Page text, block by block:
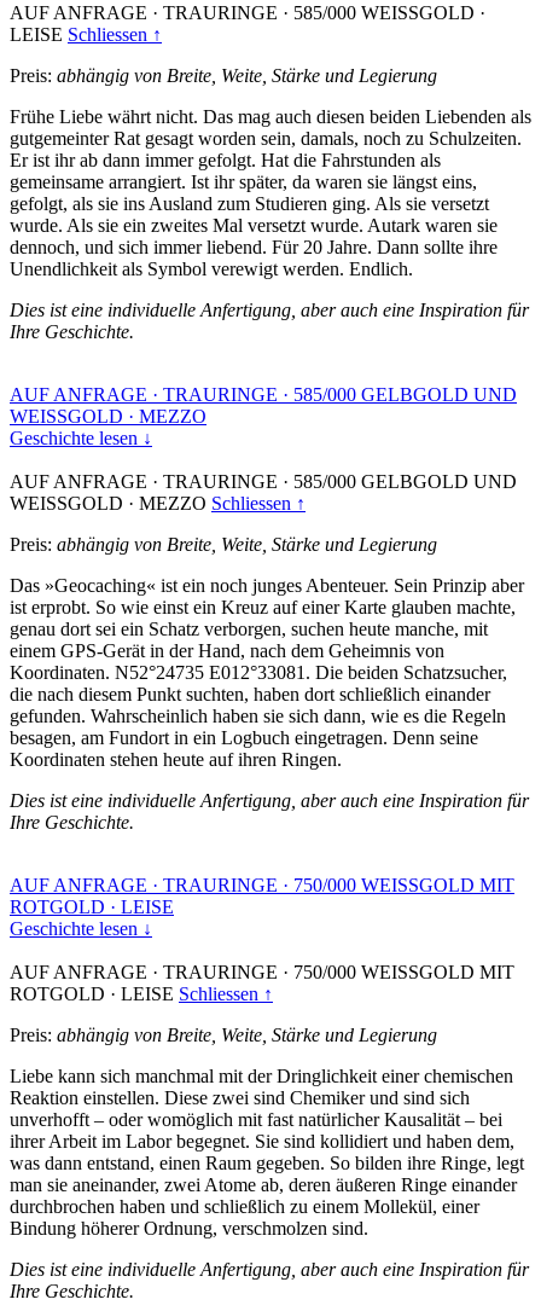
AUF ANFRAGE · TRAURINGE · 585/000 WEISSGOLD ·
LEISE Schliessen ↑
Preis: abhängig von Breite, Weite, Stärke und Legierung
Frühe Liebe währt nicht. Das mag auch diesen beiden Liebenden als
gutgemeinter Rat gesagt worden sein, damals, noch zu Schulzeiten.
Er ist ihr ab dann immer gefolgt. Hat die Fahrstunden als
gemeinsame arrangiert. Ist ihr später, da waren sie längst eins,
gefolgt, als sie ins Ausland zum Studieren ging. Als sie versetzt
wurde. Als sie ein zweites Mal versetzt wurde. Autark waren sie
dennoch, und sich immer liebend. Für 20 Jahre. Dann sollte ihre
Unendlichkeit als Symbol verewigt werden. Endlich.
Dies ist eine individuelle Anfertigung, aber auch eine Inspiration für
Ihre Geschichte.
AUF ANFRAGE · TRAURINGE · 585/000 GELBGOLD UND
WEISSGOLD · MEZZO
Geschichte lesen ↓
AUF ANFRAGE · TRAURINGE · 585/000 GELBGOLD UND
WEISSGOLD · MEZZO Schliessen ↑
Preis: abhängig von Breite, Weite, Stärke und Legierung
Das »Geocaching« ist ein noch junges Abenteuer. Sein Prinzip aber
ist erprobt. So wie einst ein Kreuz auf einer Karte glauben machte,
genau dort sei ein Schatz verborgen, suchen heute manche, mit
einem GPS-Gerät in der Hand, nach dem Geheimnis von
Koordinaten. N52°24735 E012°33081. Die beiden Schatzsucher,
die nach diesem Punkt suchten, haben dort schließlich einander
gefunden. Wahrscheinlich haben sie sich dann, wie es die Regeln
besagen, am Fundort in ein Logbuch eingetragen. Denn seine
Koordinaten stehen heute auf ihren Ringen.
Dies ist eine individuelle Anfertigung, aber auch eine Inspiration für
Ihre Geschichte.
AUF ANFRAGE · TRAURINGE · 750/000 WEISSGOLD MIT
ROTGOLD · LEISE
Geschichte lesen ↓
AUF ANFRAGE · TRAURINGE · 750/000 WEISSGOLD MIT
ROTGOLD · LEISE Schliessen ↑
Preis: abhängig von Breite, Weite, Stärke und Legierung
Liebe kann sich manchmal mit der Dringlichkeit einer chemischen
Reaktion einstellen. Diese zwei sind Chemiker und sind sich
unverhofft – oder womöglich mit fast natürlicher Kausalität – bei
ihrer Arbeit im Labor begegnet. Sie sind kollidiert und haben dem,
was dann entstand, einen Raum gegeben. So bilden ihre Ringe, legt
man sie aneinander, zwei Atome ab, deren äußeren Ringe einander
durchbrochen haben und schließlich zu einem Mollekül, einer
Bindung höherer Ordnung, verschmolzen sind.
Dies ist eine individuelle Anfertigung, aber auch eine Inspiration für
Ihre Geschichte.